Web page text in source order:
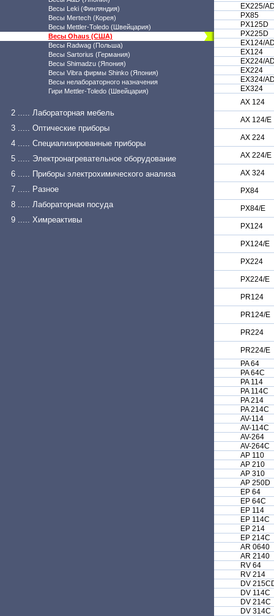
Весы Leki (Финляндия)
Весы Mertech (Корея)
Весы Mettler-Toledo (Швейцария)
Весы Ohaus (США)
Весы Radwag (Польша)
Весы Sartorius (Германия)
Весы Shimadzu (Япония)
Весы Vibra фирмы Shinko (Япония)
Весы нелабораторного назначения
Гири Mettler-Toledo (Швейцария)
2 ..... Лабораторная мебель
3 ..... Оптические приборы
4 ..... Специализированные приборы
5 ..... Электронагревательное оборудование
6 ..... Приборы электрохимического анализа
7 ..... Разное
8 ..... Лабораторная посуда
9 ..... Химреактивы
EX225/
PX85
PX125D
PX225D
EX124/
EX124
EX224/
EX224
EX324/
EX324
AX 124
AX 124/E
AX 224
AX 224/E
AX 324
PX84
PX84/E
PX124
PX124/E
PX224
PX224/E
PR124
PR124/E
PR224
PR224/E
PA 64
PA 64C
PA 114
PA 114C
PA 214
PA 214C
AV-114
AV-114C
AV-264
AV-264C
AP 110
AP 210
AP 310
AP 250D
EP 64
EP 64C
EP 114
EP 114C
EP 214
EP 214C
AR 0640
AR 2140
RV 64
RV 214
DV
DV 114C
DV 214C
DV 314C